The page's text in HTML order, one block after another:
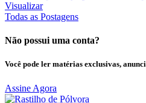
Visualizar
Todas as Postagens
Não possui uma conta?
Você pode ler matérias exclusivas,
Assine Agora